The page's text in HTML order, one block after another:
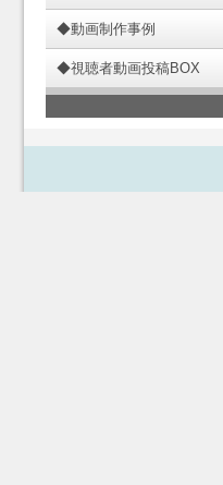
◆動画制作事例
◆視聴者動画投稿BOX